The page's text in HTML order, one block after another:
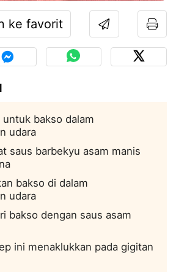
ke favorit
untuk bakso dalam
udara
saus barbekyu asam manis
bakso di dalam
udara
bakso dengan saus asam
ini menaklukkan pada gigitan